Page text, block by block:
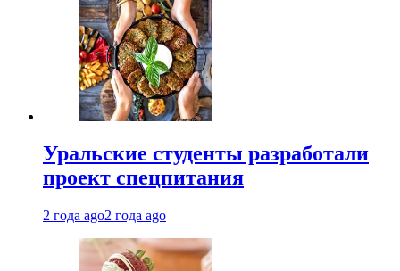
Уральские студенты разработали
проект спецпитания
2 года ago2 года ago